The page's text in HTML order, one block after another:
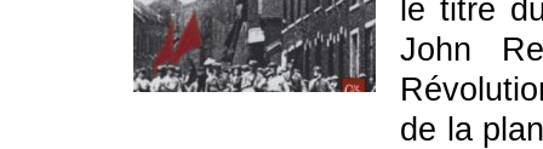
le titre
John
de la